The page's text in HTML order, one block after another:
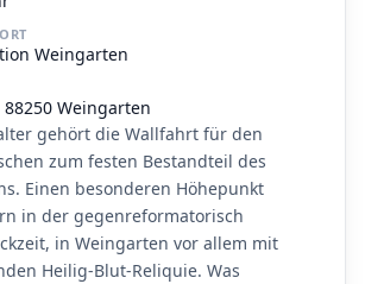
Weingarten
Weingarten
gehört die Wallfahrt für den
zum festen Bestandteil des
Einen besonderen Höhepunkt
in der gegenreformatorisch
in Weingarten vor allem mit
Heilig-Blut-Reliquie. Was